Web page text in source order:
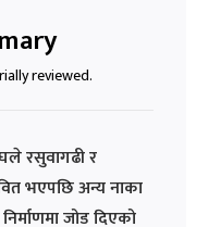
reviewed.
रसुवागढी र
भएपछि अन्य नाका
जोड दिएको